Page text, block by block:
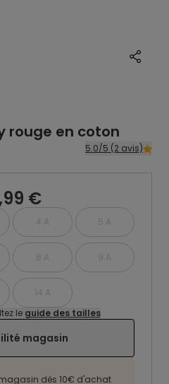
rouge en coton
5.0/5 (2 avis)
€
4 A 5 A
8 A 9 A
14 A
le guide des tailles
magasin
dès 10€ d'achat